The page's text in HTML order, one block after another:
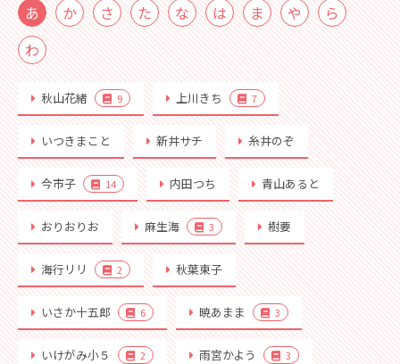
あ か さ た な は ま や
ら
わ
秋山花緒 9 上川きち 7
いつきまこと 新井サチ 糸井のぞ
今市子 14 内田つち 青山あると
おりおりお 麻生海 3 樹要
海行リリ 2 秋葉東子
いさか十五郎 6 暁あまま 3
いけがみ小５ 2 雨宮かよう 3